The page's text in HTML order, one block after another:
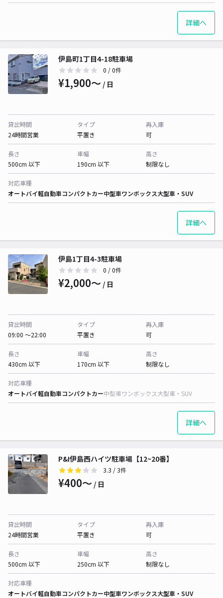
詳細へ
伊島町1丁目4-18駐車場
0 / 0件
¥1,900〜 / 日
貸出時間
24時間営業
タイプ
平置き
再入庫
可
長さ
500cm 以下
車幅
190cm 以下
高さ
制限なし
対応車種
オートバイ軽自動車コンパクトカー中型車ワンボックス大型車・SUV
詳細へ
伊島1丁目4-3駐車場
0 / 0件
¥2,000〜 / 日
貸出時間
09:00 〜22:00
タイプ
平置き
再入庫
可
長さ
430cm 以下
車幅
170cm 以下
高さ
制限なし
対応車種
オートバイ軽自動車コンパクトカー中型車ワンボックス大型車・SUV
詳細へ
P&I伊島西ハイツ駐車場【12~20番】
3.3 / 3件
¥400〜 / 日
貸出時間
24時間営業
タイプ
平置き
再入庫
可
長さ
500cm 以下
車幅
250cm 以下
高さ
制限なし
対応車種
オートバイ軽自動車コンパクトカー中型車ワンボックス大型車・SUV